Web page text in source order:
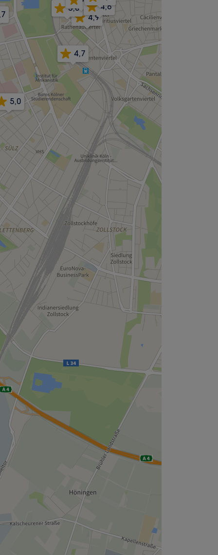
5,0
4,9
5,0
4,7
4,6